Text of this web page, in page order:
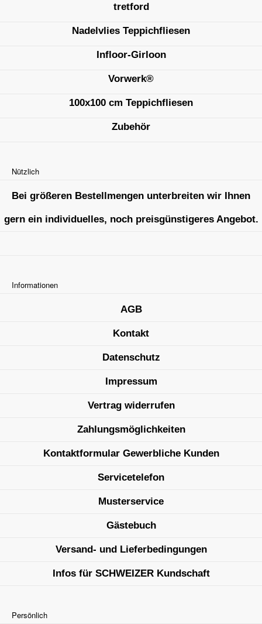
tretford
Nadelvlies Teppichfliesen
Infloor-Girloon
Vorwerk®
100x100 cm Teppichfliesen
Zubehör
Nützlich
Bei größeren Bestellmengen unterbreiten wir Ihnen
gern ein individuelles, noch preisgünstigeres Angebot.
Informationen
AGB
Kontakt
Datenschutz
Impressum
Vertrag widerrufen
Zahlungsmöglichkeiten
Kontaktformular Gewerbliche Kunden
Servicetelefon
Musterservice
Gästebuch
Versand- und Lieferbedingungen
Infos für SCHWEIZER Kundschaft
Persönlich